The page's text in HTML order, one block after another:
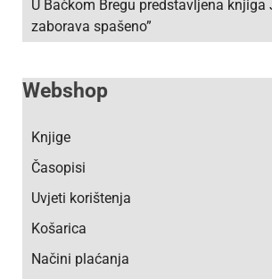
U Bačkom Bregu predstavljena knjiga
zaborava spašeno”
Webshop
Knjige
Časopisi
Uvjeti korištenja
Košarica
Načini plaćanja